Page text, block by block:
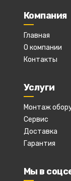
Компания
Главная
О компании
Контакты
Услуги
Монтаж
Сервис
Доставка
Гарантия
Мы в